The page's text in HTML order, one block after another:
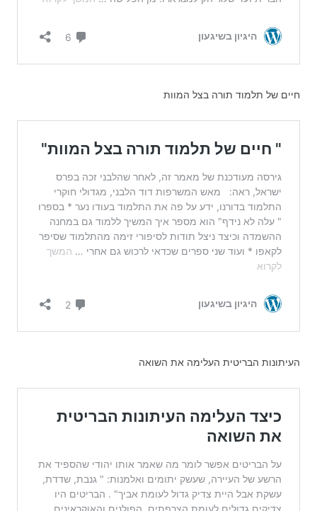
חיים של תלמוד תורה בצל המוות
העיתונות הבריטית העלימה את השואה